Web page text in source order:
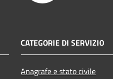
CATEGORIE DI SERVIZIO
Anagrafe e stato civile